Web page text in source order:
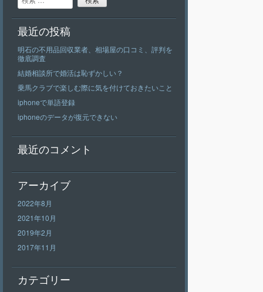
最近の投稿
明石の不用品回収業者、相場屋の口コミ、評判を
徹底調査
結婚相談所で婚活は恥ずかしい？
乗馬クラブで楽しむ際に気を付けておきたいこと
iphoneで単語登録
iphoneのデータが復元できない
最近のコメント
アーカイブ
2022年8月
2021年10月
2019年2月
2017年11月
カテゴリー